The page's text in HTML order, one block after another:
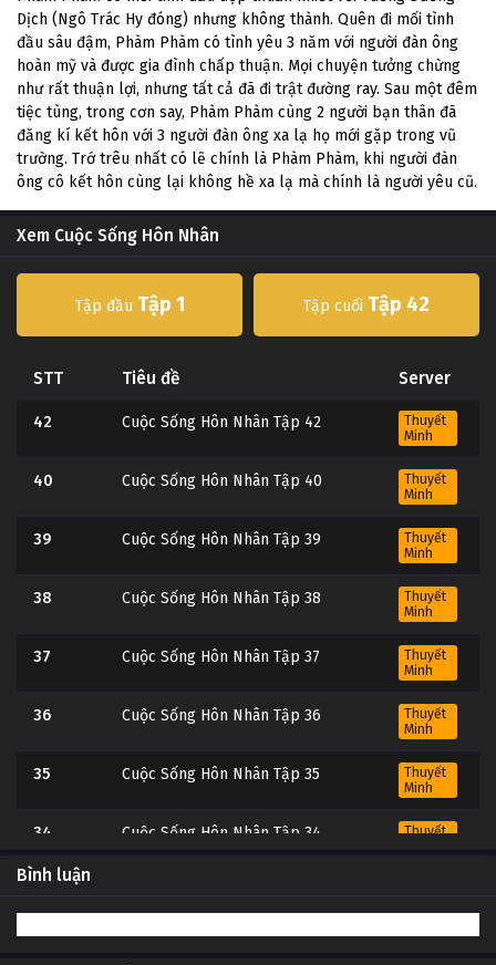
Dịch (Ngô Trác Hy đóng) nhưng không thành. Quên đi mối tình
đầu sâu đậm, Phàm Phàm có tình yêu 3 năm với người đàn ông
hoàn mỹ và được gia đình chấp thuận. Mọi chuyện tưởng chừng
như rất thuận lợi, nhưng tất cả đã đi trật đường ray. Sau một đêm
tiệc tùng, trong cơn say, Phàm Phàm cùng 2 người bạn thân đã
đăng kí kết hôn với 3 người đàn ông xa lạ họ mới gặp trong vũ
trường. Trớ trêu nhất có lẽ chính là Phàm Phàm, khi người đàn
ông cô kết hôn cùng lại không hề xa lạ mà chính là người yêu cũ.
Xem Cuộc Sống Hôn Nhân
Tập đầu Tập 1 Tập cuối Tập 42
STT Tiêu đề Server
42 Cuộc Sống Hôn Nhân Tập 42
Thuyết
Minh
40 Cuộc Sống Hôn Nhân Tập 40
Thuyết
Minh
39 Cuộc Sống Hôn Nhân Tập 39
Thuyết
Minh
38 Cuộc Sống Hôn Nhân Tập 38
Thuyết
Minh
37 Cuộc Sống Hôn Nhân Tập 37
Thuyết
Minh
36 Cuộc Sống Hôn Nhân Tập 36
Thuyết
Minh
35 Cuộc Sống Hôn Nhân Tập 35
Thuyết
Minh
34 Cuộc Sống Hôn Nhân Tập 34
Thuyết
33 Cuộc Sống Hôn Nhân Tập 33
Bình luận